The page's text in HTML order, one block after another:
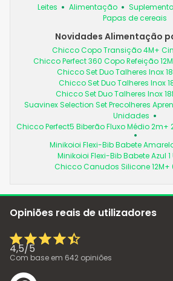
Leites Alimentação
Papas de cereais
Novidades Alimentação
Chicco Copo Transição 4M+
Chicco Perfect 360 Copo Refeição
Chicco Set Duo Talheres Inox
Chicco Set Duo Talheres Inox
Chicco Set Duo Talheres Inox
Suavinex Selection Set Precolheres
Unidades
Chicco Perfect5 Biberão Fluxo Médio 2m+
Minikoioi Flexi-Bib Babete
Minikoioi Flexi-Bib Babete Azul
Chicco Canudos Silicone 12M+
Opiniões reais de utilizadores
4,5/5
Com base em 642 opiniões